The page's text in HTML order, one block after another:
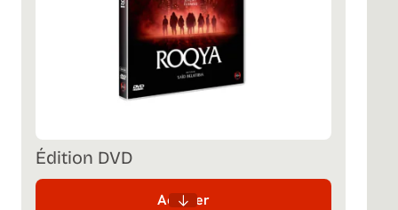
Édition DVD
Acheter